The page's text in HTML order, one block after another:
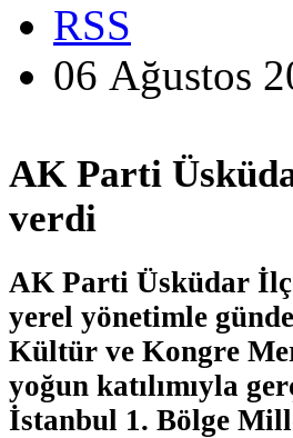
RSS
06 Ağustos
AK Parti
verdi
AK Parti Üsküdar
yerel yönetimle
Kültür ve Kongre
yoğun katılımıyla
İstanbul 1. Bölge